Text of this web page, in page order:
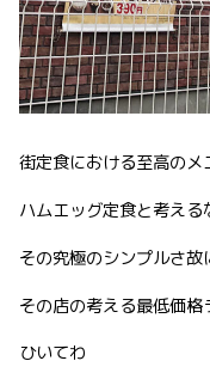
街定食における至高のメ
ハムエッグ定食と考える
その究極のシンプルさ
その店の考える最低価格
ひいてわ